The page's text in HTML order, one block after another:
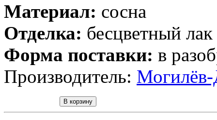
Материал: сосна
Отделка: бесцветный лак
Форма поставки: в
Производитель: